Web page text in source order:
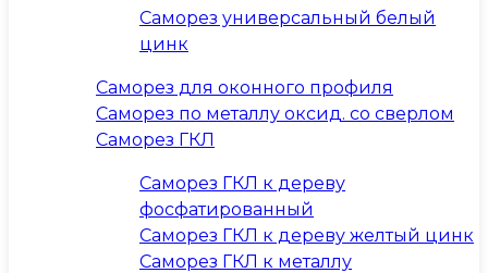
Саморез универсальный белый
цинк
Саморез для оконного профиля
Саморез по металлу оксид. со сверлом
Саморез ГКЛ
Саморез ГКЛ к дереву
фосфатированный
Саморез ГКЛ к дереву желтый цинк
Саморез ГКЛ к металлу